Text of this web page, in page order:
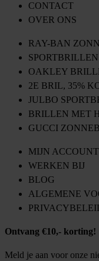
CONTACT
OVER ONS
RAY-BAN
SPORTBRILLEN
OAKLEY
2E BRIL, 35%
JULBO
BRILLEN MET
GUCCI
MIJN ACCOUNT
WERKEN BIJ
BLOG
ALGEMENE
Ontvang €10,- korting!
Meld je aan voor onze